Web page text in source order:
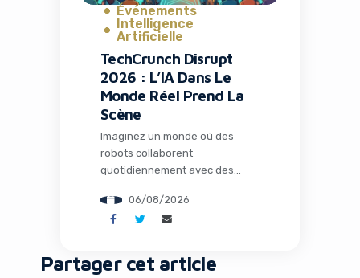
Événements
Intelligence
Artificielle
TechCrunch Disrupt
2026 : L’IA Dans Le
Monde Réel Prend La
Scène
Imaginez un monde où des
robots collaborent
quotidiennement avec des
l’intelligence artificielle opère
loin de tout cloud dans des
des millénaires pourraient
06/08/2026
Partager cet article